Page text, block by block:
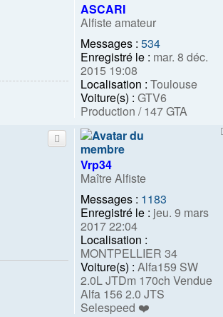
ASCARI
Alfiste amateur
Messages : 534
Enregistré le : mar. 8 déc.
2015 19:08
Localisation : Toulouse
Voiture(s) : GTV6
Production / 147 GTA
Vrp34
Maître Alfiste
Messages : 1183
Enregistré le : jeu. 9 mars
2017 22:04
Localisation :
MONTPELLIER 34
Voiture(s) : Alfa159 SW
2.0L JTDm 170ch Vendue
Alfa 156 2.0 JTS
Selespeed ❤️